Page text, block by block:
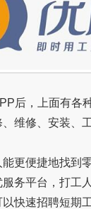
后，上面有各
维修、安装、
更便捷地找到
务平台，打工
快速招聘短期